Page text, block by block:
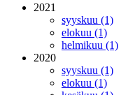
2021
syyskuu (1)
elokuu (1)
helmikuu (1)
2020
syyskuu (1)
elokuu (1)